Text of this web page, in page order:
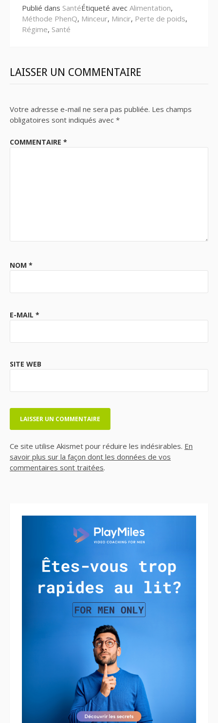
Publié dans SantéÉtiqueté avec Alimentation,
Méthode PhenQ, Minceur, Mincir, Perte de poids,
Régime, Santé
LAISSER UN COMMENTAIRE
Votre adresse e-mail ne sera pas publiée. Les champs
obligatoires sont indiqués avec *
COMMENTAIRE *
NOM *
E-MAIL *
SITE WEB
Ce site utilise Akismet pour réduire les indésirables. En
savoir plus sur la façon dont les données de vos
commentaires sont traitées.